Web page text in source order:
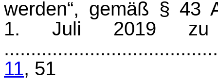
werden“, gemäß § 43
1. Juli 2019 zu
11, 51